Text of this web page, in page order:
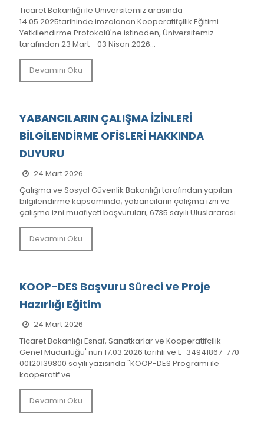
Ticaret Bakanlığı ile Üniversitemiz arasında
14.05.2025tarihinde imzalanan Kooperatifçilik Eğitimi
Yetkilendirme Protokolü'ne istinaden, Üniversitemiz
tarafından 23 Mart - 03 Nisan 2026...
Devamını Oku
YABANCILARIN ÇALIŞMA İZİNLERİ
BİLGİLENDİRME OFİSLERİ HAKKINDA
DUYURU
24 Mart 2026
Çalışma ve Sosyal Güvenlik Bakanlığı tarafından yapılan
bilgilendirme kapsamında; yabancıların çalışma izni ve
çalışma izni muafiyeti başvuruları, 6735 sayılı Uluslararası...
Devamını Oku
KOOP-DES Başvuru Süreci ve Proje
Hazırlığı Eğitim
24 Mart 2026
Ticaret Bakanlığı Esnaf, Sanatkarlar ve Kooperatifçilik
Genel Müdürlüğü' nün 17.03.2026 tarihli ve E-34941867-770-
00120139800 sayılı yazısında "KOOP-DES Programı ile
kooperatif ve...
Devamını Oku